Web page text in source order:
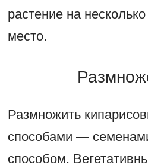
растение на
место.
Размножить
способами —
способом.